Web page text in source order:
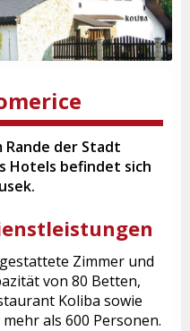
Rande der Stadt
Hotels befindet sich
Zimmer und
von 80 Betten,
Koliba sowie
als 600 Personen.